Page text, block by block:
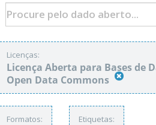
Licenças:
Licença Aberta para Bases de
Open Data Commons
Formatos: Etiquetas: